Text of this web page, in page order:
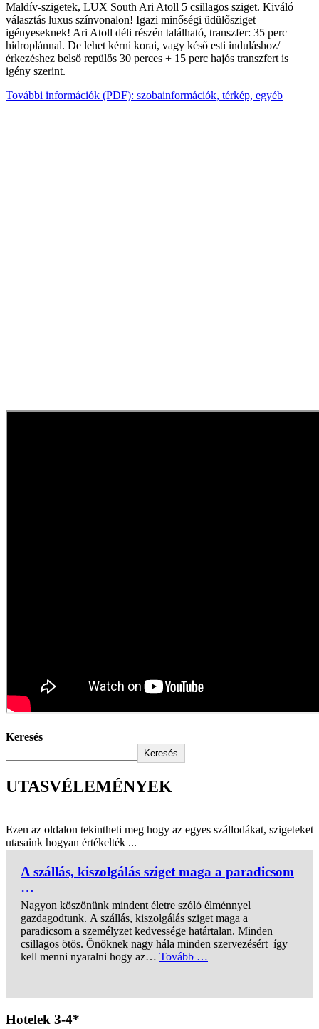
Maldív-szigetek, LUX South Ari Atoll 5 csillagos sziget. Kiváló
választás luxus színvonalon! Igazi minőségi üdülősziget
igényeseknek! Ari Atoll déli részén található, transzfer: 35 perc
hidroplánnal. De lehet kérni korai, vagy késő esti induláshoz/
érkezéshez belső repülős 30 perces + 15 perc hajós transzfert is
igény szerint.
További információk (PDF): szobainformációk, térkép, egyéb
Keresés
Keresés
UTASVÉLEMÉNYEK
Ezen az oldalon tekintheti meg hogy az egyes szállodákat, szigeteket
utasaink hogyan értékelték ...
A szállás, kiszolgálás sziget maga a paradicsom
…
Nagyon köszönünk mindent életre szóló élménnyel
gazdagodtunk. A szállás, kiszolgálás sziget maga a
paradicsom a személyzet kedvessége határtalan. Minden
csillagos ötös. Önöknek nagy hála minden szervezésért így
kell menni nyaralni hogy az… Tovább …
Hotelek 3-4*